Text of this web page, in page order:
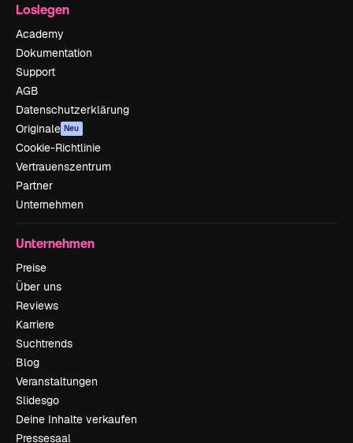
Loslegen
Academy
Dokumentation
Support
AGB
Datenschutzerklärung
Originale Neu
Cookie-Richtlinie
Vertrauenszentrum
Partner
Unternehmen
Unternehmen
Preise
Über uns
Reviews
Karriere
Suchtrends
Blog
Veranstaltungen
Slidesgo
Deine Inhalte verkaufen
Pressesaal